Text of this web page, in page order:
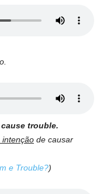
trouble.
intenção de causar
e Trouble?)